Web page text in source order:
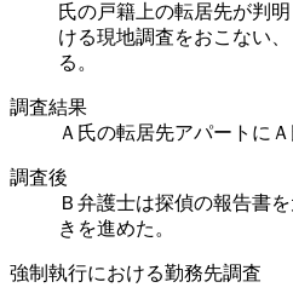
氏の戸籍上の転居先が判
ける現地調査をおこない
る。
調査結果
Ａ氏の転居先アパートに
調査後
Ｂ弁護士は探偵の報告書
きを進めた。
強制執行における勤務先調査